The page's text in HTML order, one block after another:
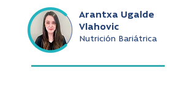
Arantxa Ugalde
Vlahovic
Nutrición Bariátrica